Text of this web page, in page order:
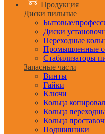
Продукция
Диски пильные
Бытовые/
Диски
Переходные
Промышленные
Стабилизаторы
Запасные части
Винты
Гайки
Ключи
Кольца
Кольца
Кольца
Подшипники